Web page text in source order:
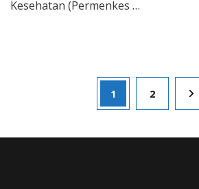
Kesehatan (Permenkes …
Page
1 Page
2